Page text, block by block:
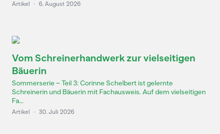
Artikel · 6. August 2026
Vom Schreinerhandwerk zur vielseitigen
Bäuerin
Sommerserie – Teil 3: Corinne Schelbert ist gelernte
Schreinerin und Bäuerin mit Fachausweis. Auf dem vielseitigen
Fa...
Artikel · 30. Juli 2026